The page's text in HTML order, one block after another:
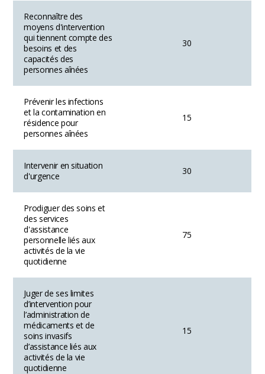
Reconnaître des
moyens d'intervention
qui tiennent compte des
besoins et des
capacités des
personnes aînées
30
Prévenir les infections
et la contamination en
résidence pour
personnes aînées
15
Intervenir en situation
d'urgence
30
Prodiguer des soins et
des services
d'assistance
personnelle liés aux
activités de la vie
quotidienne
75
Juger de ses limites
d’intervention pour
l’administration de
médicaments et de
soins invasifs
d’assistance liés aux
activités de la vie
quotidienne
15